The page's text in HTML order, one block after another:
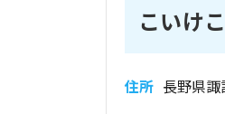
こいけ
住所 長野県